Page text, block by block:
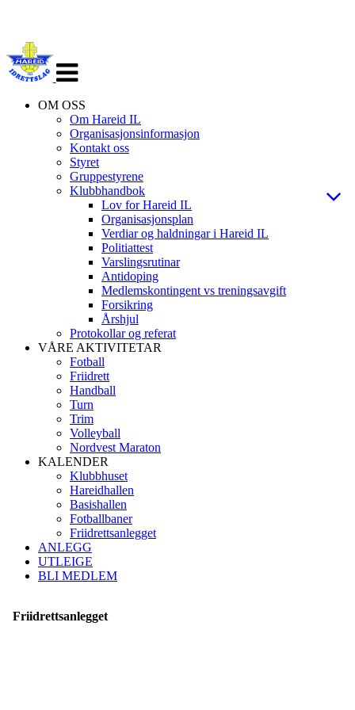
navigasjon
OM OSS
Om Hareid IL
Organisasjonsinformasjon
Kontakt oss
Styret
Gruppestyrene
Klubbhandbok
Lov for Hareid IL
Organisasjonsplan
Verdiar og haldningar i Hareid IL
Politiattest
Varslingsrutinar
Antidoping
Medlemskontingent vs treningsavgift
Forsikring
Årshjul
Protokollar og referat
VÅRE AKTIVITETAR
Fotball
Friidrett
Handball
Turn
Trim
Volleyball
Nordvest Maraton
KALENDER
Klubbhuset
Hareidhallen
Basishallen
Fotballbaner
Friidrettsanlegget
ANLEGG
UTLEIGE
BLI MEDLEM
Friidrettsanlegget